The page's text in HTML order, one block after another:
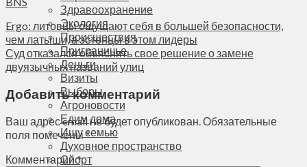
Здравоохранение
Экология
Происшествия
Приграничье
Деньги
Визиты
Выборы
Агроновости
Едим дома
Ищу семью
Духовное пространство
Спорт
Ergo: литовцы ощущают себя в большей безопасности,
чем латыши, а эстонцы в этом лидеры
Суд отказался объяснять свое решение о замене
двуязычных названий улиц
Добавить комментарий
Ваш адрес email не будет опубликован.Обязательные
поля помечены*
Комментарий*